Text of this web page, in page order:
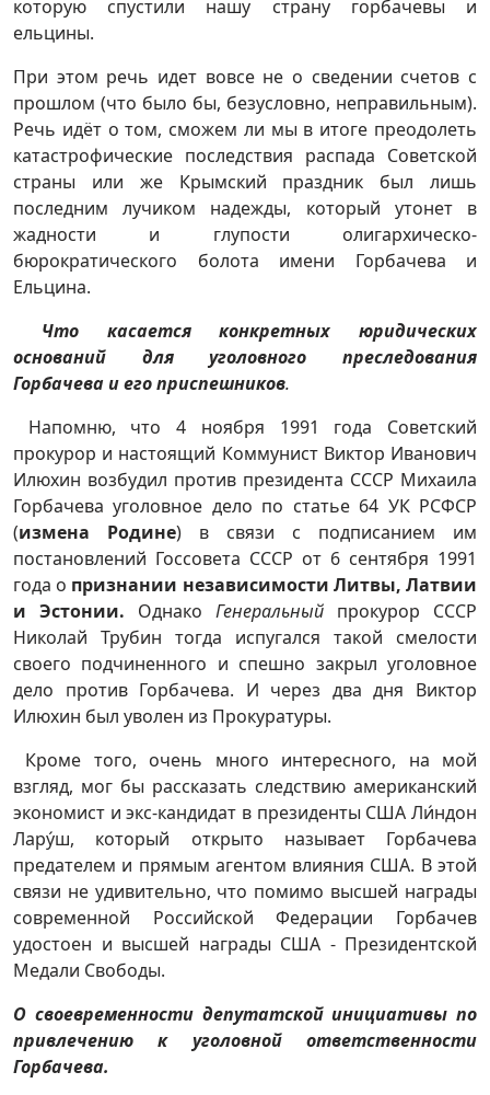
которую спустили нашу страну горбачевы и
ельцины.
При этом речь идет вовсе не о сведении счетов с
прошлом (что было бы, безусловно, неправильным).
Речь идёт о том, сможем ли мы в итоге преодолеть
катастрофические последствия распада Советской
страны или же Крымский праздник был лишь
последним лучиком надежды, который утонет в
жадности и глупости олигархическо-
бюрократического болота имени Горбачева и
Ельцина.
Что касается конкретных юридических
оснований для уголовного преследования
Горбачева и его приспешников.
Напомню, что 4 ноября 1991 года Советский
прокурор и настоящий Коммунист Виктор Иванович
Илюхин возбудил против президента СССР Михаила
Горбачева уголовное дело по статье 64 УК РСФСР
(измена Родине) в связи с подписанием им
постановлений Госсовета СССР от 6 сентября 1991
года о признании независимости Литвы, Латвии
и Эстонии. Однако Генеральный прокурор СССР
Николай Трубин тогда испугался такой смелости
своего подчиненного и спешно закрыл уголовное
дело против Горбачева. И через два дня Виктор
Илюхин был уволен из Прокуратуры.
Кроме того, очень много интересного, на мой
взгляд, мог бы рассказать следствию американский
экономист и экс-кандидат в президенты США Ли́ндон
Лару́ш, который открыто называет Горбачева
предателем и прямым агентом влияния США. В этой
связи не удивительно, что помимо высшей награды
современной Российской Федерации Горбачев
удостоен и высшей награды США - Президентской
Медали Свободы.
О своевременности депутатской инициативы по
привлечению к уголовной ответственности
Горбачева.